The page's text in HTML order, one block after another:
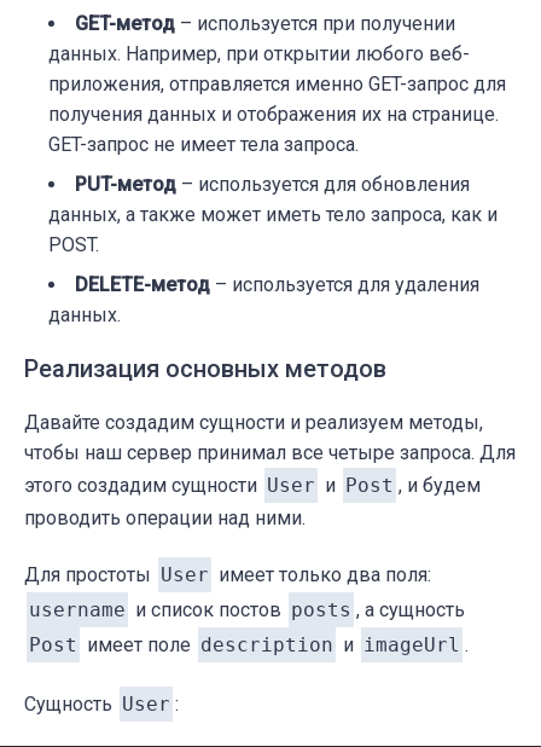
GET-метод – используется при получении
данных. Например, при открытии любого веб-
приложения, отправляется именно GET-запрос для
получения данных и отображения их на странице.
GET-запрос не имеет тела запроса.
PUT-метод – используется для обновления
данных, а также может иметь тело запроса, как и
POST.
DELETE-метод – используется для удаления
данных.
Реализация основных методов
Давайте создадим сущности и реализуем методы,
чтобы наш сервер принимал все четыре запроса. Для
этого создадим сущности User и Post , и будем
проводить операции над ними.
Для простоты User имеет только два поля:
username и список постов posts , а сущность
Post имеет поле description и imageUrl .
Сущность User :